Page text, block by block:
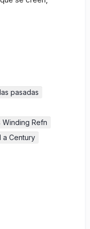
pasadas
Winding Refn
a Century